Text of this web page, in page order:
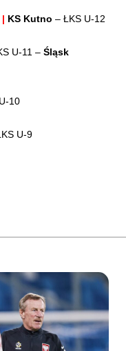
| KS Kutno – ŁKS U-12
U-11 – Śląsk
10
U-9